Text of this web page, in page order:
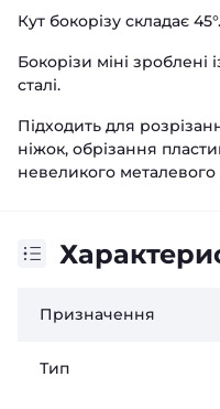
Кут бокорізу складає 45°.
Бокорізи міні зроблені
сталі.
Підходить для
ніжок, обрізання
невеликого
Призначення
Тип